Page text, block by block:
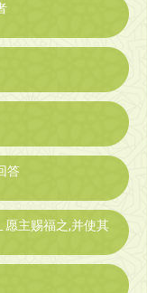
答
愿主赐福之,并使其